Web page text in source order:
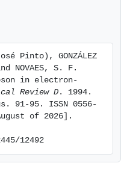
Pinto), GONZÁLEZ
NOVAES, S. F.
in electron-
Review D. 1994.
91-95. ISSN 0556-
of 2026].
12492